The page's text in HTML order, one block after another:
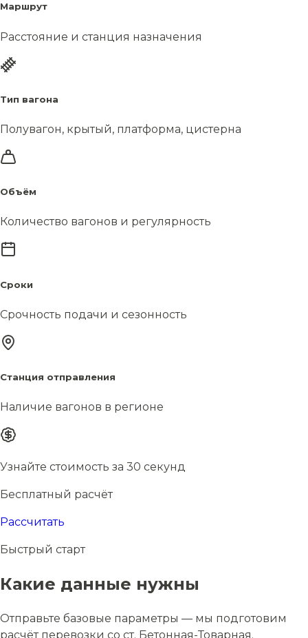
Маршрут
Расстояние и станция назначения
Тип вагона
Полувагон, крытый, платформа, цистерна
Объём
Количество вагонов и регулярность
Сроки
Срочность подачи и сезонность
Станция отправления
Наличие вагонов в регионе
Узнайте стоимость за 30 секунд
Бесплатный расчёт
Рассчитать
Быстрый старт
Какие данные нужны
Отправьте базовые параметры — мы подготовим
расчёт перевозки со ст. Бетонная-Товарная.